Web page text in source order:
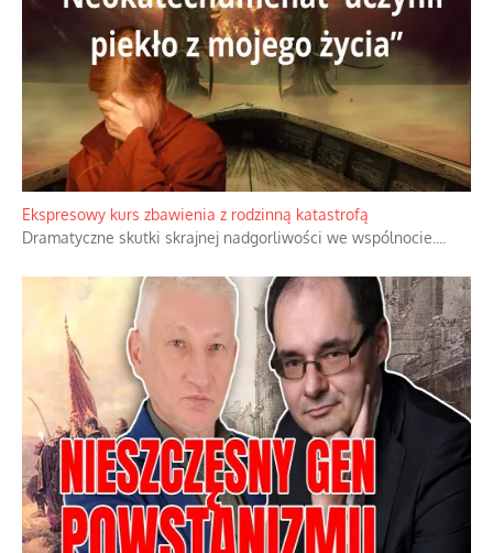
Ekspresowy kurs zbawienia z rodzinną katastrofą
Dramatyczne skutki skrajnej nadgorliwości we wspólnocie.